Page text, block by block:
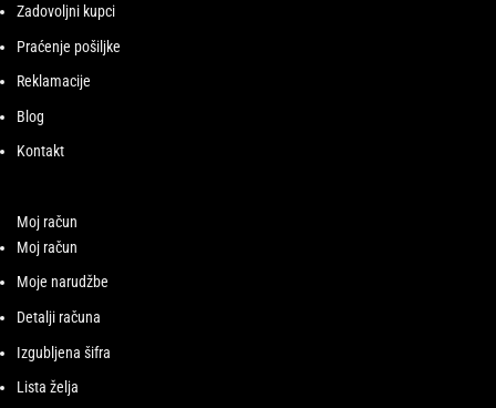
Zadovoljni kupci
Praćenje pošiljke
Reklamacije
Blog
Kontakt
Moj račun
Moj račun
Moje narudžbe
Detalji računa
Izgubljena šifra
Lista želja